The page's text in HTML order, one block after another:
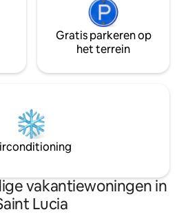
Gratis parkeren op
het terrein
vakantiewoningen in
Lucia